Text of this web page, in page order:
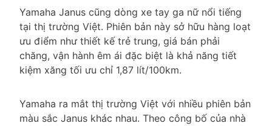
Yamaha Janus cũng dòng xe tay ga nữ nổi tiếng
tại thị trường Việt. Phiên bản này sở hữu hàng loạt
ưu điểm như thiết kế trẻ trung, giá bán phải
chăng, vận hành êm ái đặc biệt là khả năng tiết
kiệm xăng tối ưu chỉ 1,87 lít/100km.
Yamaha ra mắt thị trường Việt với nhiều phiên bản
màu sắc Janus khác nhau. Theo công bố của nhà